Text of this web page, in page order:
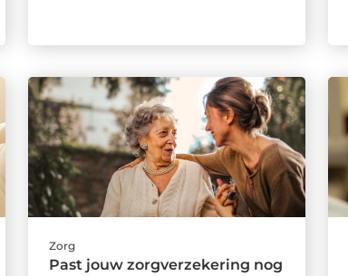
Zorg
Past jouw zorgverzekering nog